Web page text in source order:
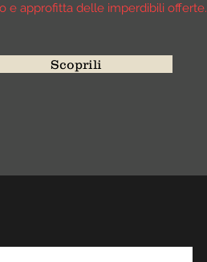
e approfitta delle imperdibili offerte.
Scoprili